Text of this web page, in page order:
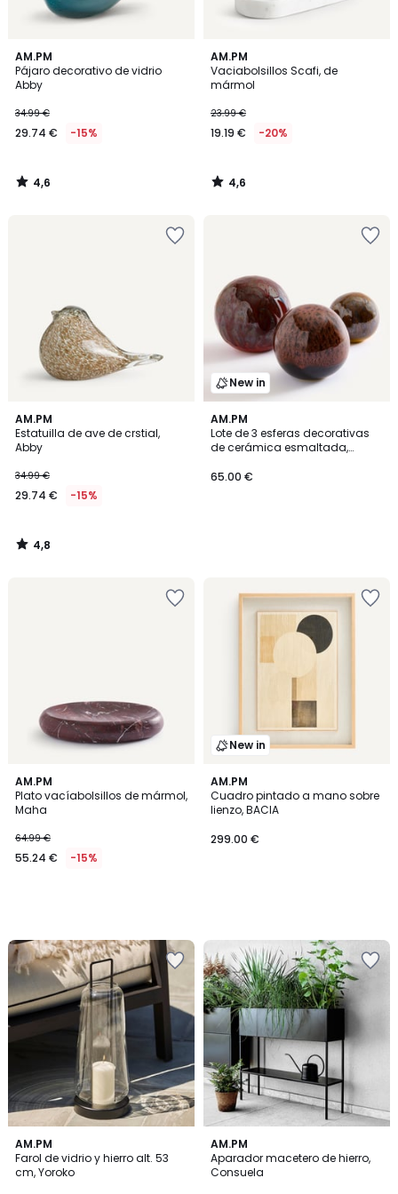
AM.PM
Pájaro decorativo de vidrio
Abby
34.99 €
29.74 € -15%
4,6
/ 5
4,6
/
AM.PM
Vaciabolsillos Scafi, de
mármol
23.99 €
19.19 € -20%
4,6
/ 5
4,6
/
AM.PM
Estatuilla de ave de crstial,
Abby
34.99 €
29.74 € -15%
4,8
/ 5
4,8
/
New in
AM.PM
Lote de 3 esferas decorativas
de cerámica esmaltada,
65.00 €
AM.PM
Plato vacíabolsillos de mármol,
Maha
64.99 €
55.24 € -15%
New in
AM.PM
Cuadro pintado a mano sobre
lienzo, BACIA
299.00 €
AM.PM
Farol de vidrio y hierro alt. 53
cm, Yoroko
5
/
5
AM.PM
Aparador macetero de hierro,
Consuela
4,7
/ 5